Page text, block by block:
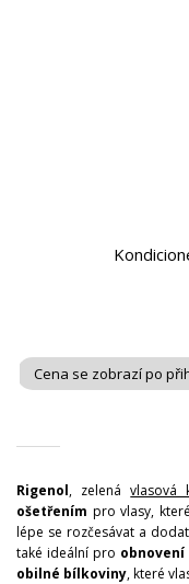
Cena se zobrazí po
Rigenol, zelenávlasová
ošetřením pro vlasy,
lépe se rozčesávat a
také ideální pro
obilné bílkoviny, které